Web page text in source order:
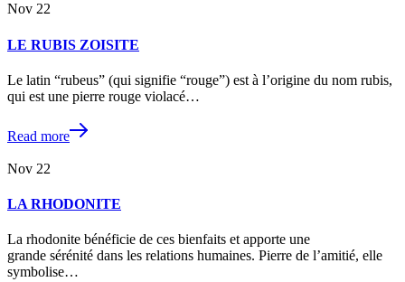
Nov 22
LE RUBIS ZOISITE
Le latin “rubeus” (qui signifie “rouge”) est à l’origine du nom rubis,
qui est une pierre rouge violacé…
Read more
Nov 22
LA RHODONITE
La rhodonite bénéficie de ces bienfaits et apporte une
grande sérénité dans les relations humaines. Pierre de l’amitié, elle
symbolise…